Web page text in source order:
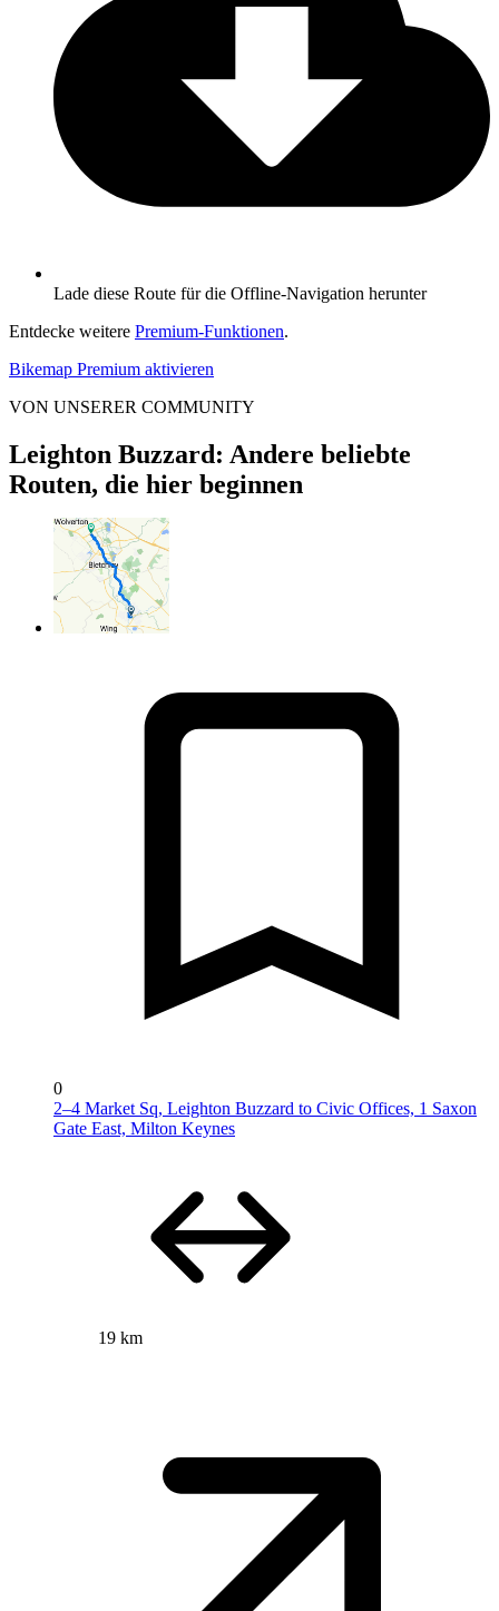
Lade diese Route für die Offline-Navigation herunter
Entdecke weitere Premium-Funktionen.
Bikemap Premium aktivieren
VON UNSERER COMMUNITY
Leighton Buzzard: Andere beliebte
Routen, die hier beginnen
0
2–4 Market Sq, Leighton Buzzard to Civic Offices, 1 Saxon
Gate East, Milton Keynes
19 km